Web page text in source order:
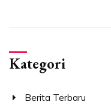
Kategori
Berita Terbaru